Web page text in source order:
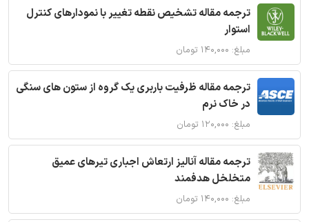
ترجمه مقاله تشخیص نقطه تغییر با نمودارهای کنترل
استوار
مبلغ: ۱۴۰,۰۰۰ تومان
ترجمه مقاله ظرفیت باربری یک گروه از ستون های سنگی
در خاک نرم
مبلغ: ۱۲۰,۰۰۰ تومان
ترجمه مقاله آنالیز ارتعاش اجباری تیرهای عمیق
متخلخل هدفمند
مبلغ: ۱۴۰,۰۰۰ تومان